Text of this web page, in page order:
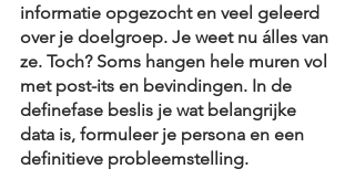
informatie opgezocht en veel geleerd
over je doelgroep. Je weet nu álles van
ze. Toch? Soms hangen hele muren vol
met post-its en bevindingen. In de
definefase beslis je wat belangrijke
data is, formuleer je persona en een
definitieve probleemstelling.